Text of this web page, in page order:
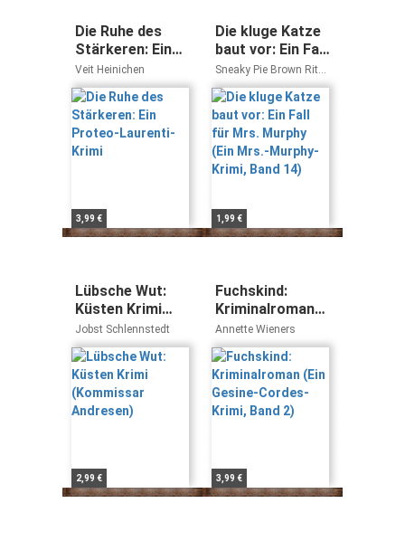
Die Ruhe des
Stärkeren: Ein
Proteo-
Laurenti-Krimi
Veit Heinichen
3,99 €
Die kluge Katze
baut vor: Ein Fall
für Mrs. Murphy
(Ein Mrs.-
Murphy-Krimi,
Band 14)
Sneaky Pie Brown Rita
Mae Brown
1,99 €
Lübsche Wut:
Küsten Krimi
(Kommissar
Andresen)
Jobst Schlennstedt
2,99 €
Fuchskind:
Kriminalroman
(Ein Gesine-
Cordes-Krimi,
Band 2)
Annette Wieners
3,99 €